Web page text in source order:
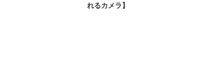
れるカメラ】